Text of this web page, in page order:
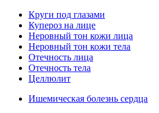
Круги под глазами
Купероз на лице
Неровный тон кожи лица
Неровный тон кожи тела
Отечность лица
Отечность тела
Целлюлит
Ишемическая болезнь сердца